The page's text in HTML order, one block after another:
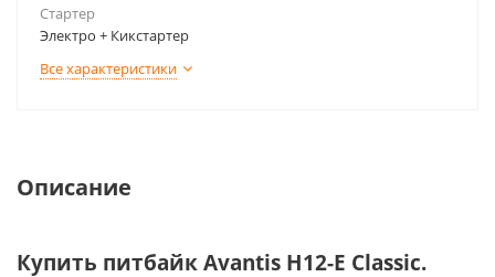
Стартер
Электро + Кикстартер
Все характеристики
Описание
Купить питбайк Avantis H12-E Classic.